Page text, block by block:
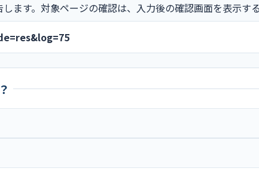
ます。対象ページの確認は、入力後の確認画面を表示す